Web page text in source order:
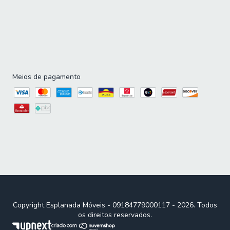
Condições Imperdíveis para
Renovar sua Casa
Meios de pagamento
Copyright Esplanada Móveis - 09184779000117 - 2026. Todos
os direitos reservados.